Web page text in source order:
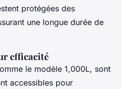
protégées des
une longue durée de
efficacité
le modèle 1,000L, sont
accessibles pour